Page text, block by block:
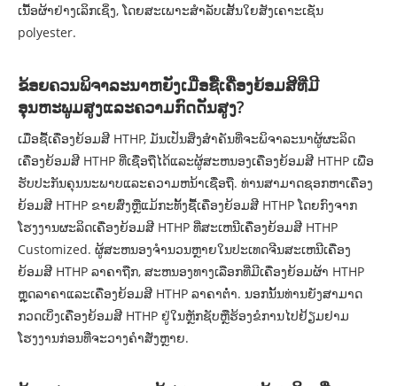
ເນື້ອຜ້າຢ່າງເລິກເຊິ່ງ, ໂດຍສະເພາະສໍາລັບເສັ້ນໃຍສັງເຄາະເຊັ່ນ
polyester.
ຂ້ອຍຄວນພິຈາລະນາຫຍັງເມື່ອຊື້ເຄື່ອງຍ້ອມສີທີ່ມີ
ອຸນຫະພູມສູງແລະຄວາມກົດດັນສູງ?
ເມື່ອຊື້ເຄື່ອງຍ້ອມສີ HTHP, ມັນເປັນສິ່ງສໍາຄັນທີ່ຈະພິຈາລະນາຜູ້ຜະລິດ
ເຄື່ອງຍ້ອມສີ HTHP ທີ່ເຊື່ອຖືໄດ້ແລະຜູ້ສະຫນອງເຄື່ອງຍ້ອມສີ HTHP ເພື່ອ
ຮັບປະກັນຄຸນນະພາບແລະຄວາມຫນ້າເຊື່ອຖື. ທ່ານສາມາດຊອກຫາເຄື່ອງ
ຍ້ອມສີ HTHP ຂາຍສົ່ງຫຼືແມ້ກະທັ້ງຊື້ເຄື່ອງຍ້ອມສີ HTHP ໂດຍກົງຈາກ
ໂຮງງານຜະລິດເຄື່ອງຍ້ອມສີ HTHP ທີ່ສະເຫນີເຄື່ອງຍ້ອມສີ HTHP
Customized. ຜູ້ສະຫນອງຈໍານວນຫຼາຍໃນປະເທດຈີນສະເຫນີເຄື່ອງ
ຍ້ອມສີ HTHP ລາຄາຖືກ, ສະຫນອງທາງເລືອກທີ່ມີເຄື່ອງຍ້ອມຜ້າ HTHP
ຫຼຸດລາຄາແລະເຄື່ອງຍ້ອມສີ HTHP ລາຄາຕໍ່າ. ນອກນັ້ນທ່ານຍັງສາມາດ
ກວດເບິ່ງເຄື່ອງຍ້ອມສີ HTHP ຢູ່ໃນຫຼັກຊັບຫຼືຮ້ອງຂໍການໄປຢ້ຽມຢາມ
ໂຮງງານກ່ອນທີ່ຈະວາງຄໍາສັ່ງຫຼາຍ.